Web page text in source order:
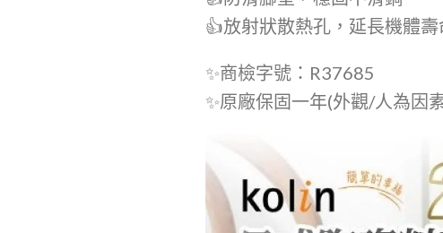
👍放射狀散熱孔，延長機體壽
✨️商檢字號：R37685
✨️原廠保固一年(外觀/人為因